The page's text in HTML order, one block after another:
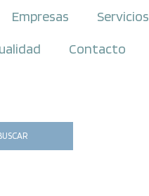
Empresas
Servicios
Contacto